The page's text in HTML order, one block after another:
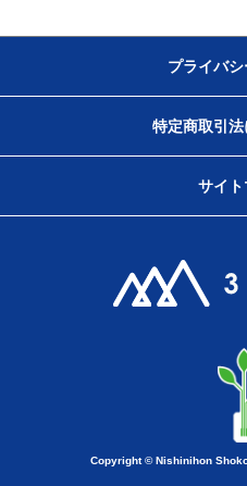
プライバ
特定商取引
サイ
Copyright © Nishinihon